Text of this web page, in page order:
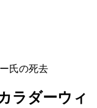
氏の死去
ラダーウィ